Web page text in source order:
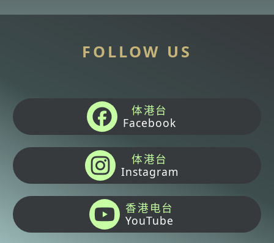
FOLLOW US
体港台
Facebook
体港台
Instagram
香港电台
YouTube